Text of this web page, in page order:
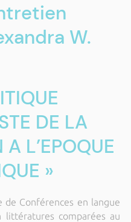
W.
DE LA
L’EPOQUE
»
de Conférences en langue
comparées au